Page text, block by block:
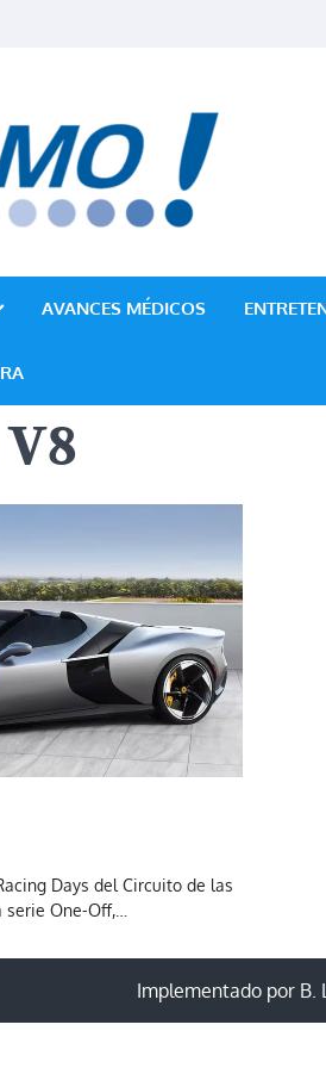
AVANCES MÉDICOS
V8
Days del Circuito de las
One-Off,…
Implementado por B.